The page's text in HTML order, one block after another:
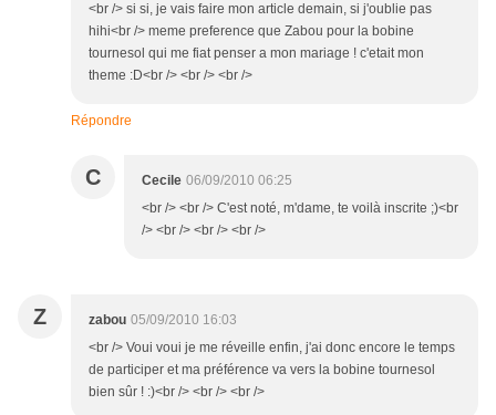
<br /> si si, je vais faire mon article demain, si j'oublie pas
hihi<br /> meme preference que Zabou pour la bobine
tournesol qui me fiat penser a mon mariage ! c'etait mon
theme :D<br /> <br /> <br />
Répondre
C Cecile 06/09/2010 06:25
<br /> <br /> C'est noté, m'dame, te voilà inscrite ;)<br
/> <br /> <br /> <br />
Z zabou 05/09/2010 16:03
<br /> Voui voui je me réveille enfin, j'ai donc encore le temps
de participer et ma préférence va vers la bobine tournesol
bien sûr ! :)<br /> <br /> <br />